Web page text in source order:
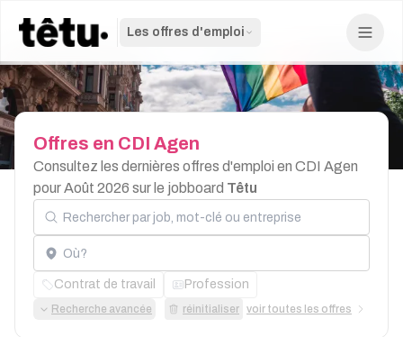
Les offres d'emploi
Offres en CDI Agen
Consultez les dernières offres d'emploi en CDI Agen
pour Août 2026 sur le jobboard Têtu
Rechercher par job, mot-clé ou entreprise
Localisation
Contrat de travail Profession
Recherche avancée réinitialiser voir toutes les offres